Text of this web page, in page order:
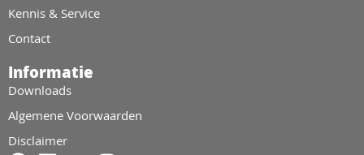
Informatie
Downloads
Algemene Voorwaarden
Disclaimer
Kennis & Service
Contact